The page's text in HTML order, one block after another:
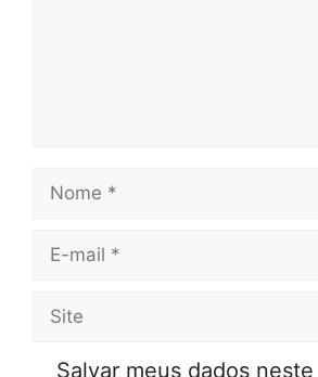
Nome
E-
Site
Salvar meus dados